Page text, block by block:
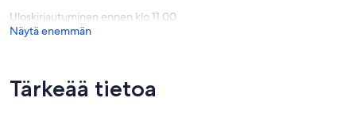
Uloskirjautuminen ennen klo 11.00
Näytä enemmän
Tärkeää tietoa